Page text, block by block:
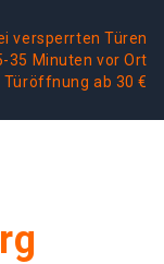
versperrten Türen
35 Minuten vor Ort
Türöffnung ab 30 €